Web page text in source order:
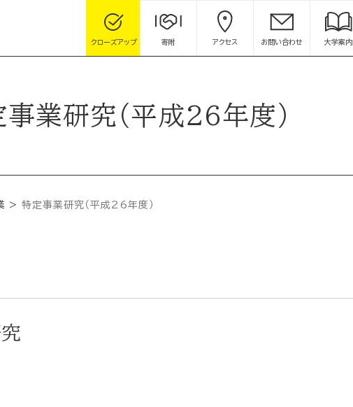
クローズアップ 寄附 アクセス お問い合わせ 大学案内
業研究（平成26年度）
特定事業研究（平成26年度）